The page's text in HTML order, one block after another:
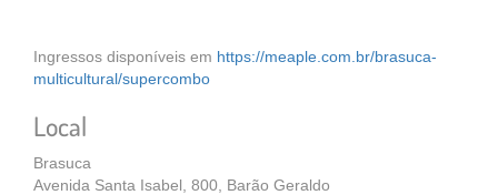
Ingressos disponíveis em https://meaple.com.br/brasuca-
multicultural/supercombo
Local
Brasuca
Avenida Santa Isabel, 800, Barão Geraldo